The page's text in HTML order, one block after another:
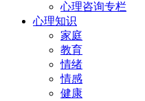
心理咨询专栏
心理知识
家庭
教育
情绪
情感
健康